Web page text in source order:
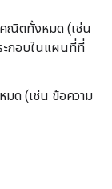
คณิตทั้งหมด (เช่น
ะกอบในแผนที่ที่
มด (เช่น ข้อความ